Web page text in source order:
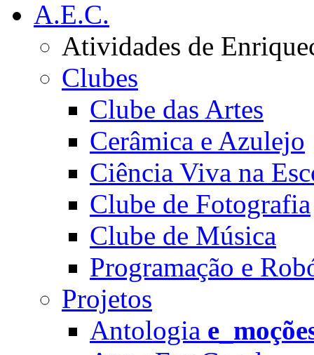
A.E.C.
Atividades de
Clubes
Clube das Artes
Cerâmica e Azulejo
Ciência Viva na
Clube de Fotografia
Clube de Música
Programação e
Projetos
Antologia